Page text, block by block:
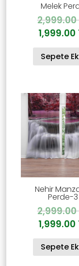
Melek
2,999.00
1,999.00
Sepete
Nehir
Perde-3
2,999.00
1,999.00
Sepete